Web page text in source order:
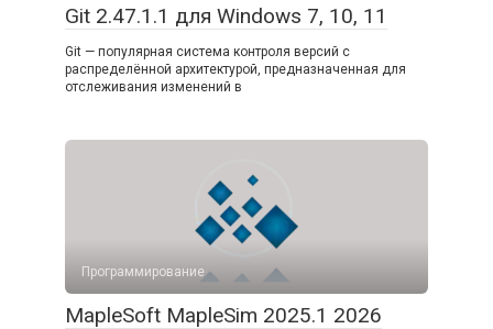
Git 2.47.1.1 для Windows 7, 10, 11
Git — популярная система контроля версий с
распределённой архитектурой, предназначенная для
отслеживания изменений в
Программирование
MapleSoft MapleSim 2025.1 2026